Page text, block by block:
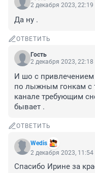
2 декабря 2023, 22:19
Да ну .
ОТВЕТИТЬ
Гость
2 декабря 2023, 22:18
И шо с
по лыжным гонкам с
канале требующим
бывает .
ОТВЕТИТЬ
Wedis
2 декабря 2023, 11:54
Спасибо Ирине за